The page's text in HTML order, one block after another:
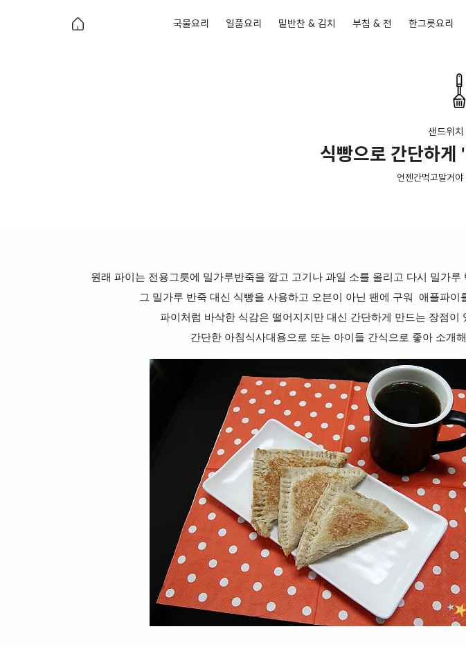
국물요리 일품요리 밑반찬 & 김치 부침 & 전 한그릇요리
샌드위
식빵으로 간단하게
언젠간먹고말거야
원래 파이는 전용그릇에 밀가루반죽을 깔고 고기나 과일 소를 올리고 다시 밀가
그 밀가루 반죽 대신 식빵을 사용하고 오븐이 아닌 팬에 구워 애플파이
파이처럼 바삭한 식감은 떨어지지만 대신 간단하게 만드는 장점이
간단한 아침식사대용으로 또는 아이들 간식으로 좋아 소개